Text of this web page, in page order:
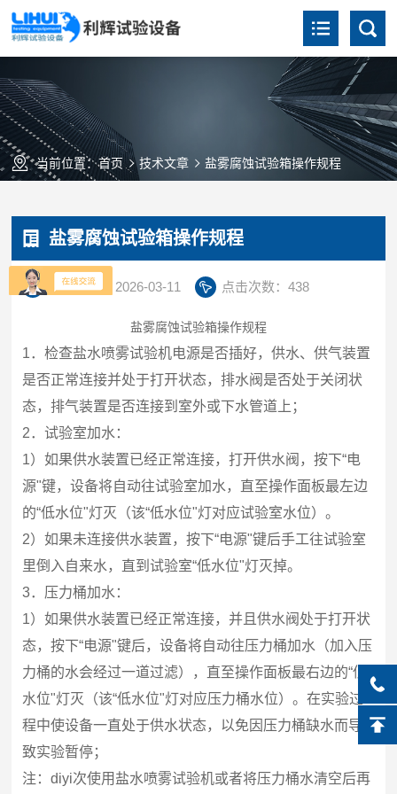
当前位置：首页 技术文章 盐雾腐蚀试验箱操作规程
盐雾腐蚀试验箱操作规程
更新时间：2026-03-11 点击次数：438
盐雾腐蚀试验箱操作规程
1．检查盐水喷雾试验机电源是否插好，供水、供气装置
是否正常连接并处于打开状态，排水阀是否处于关闭状
态，排气装置是否连接到室外或下水管道上；
2．试验室加水：
1）如果供水装置已经正常连接，打开供水阀，按下“电
源"键，设备将自动往试验室加水，直至操作面板最左边
的“低水位"灯灭（该“低水位"灯对应试验室水位）。
2）如果未连接供水装置，按下“电源"键后手工往试验室
里倒入自来水，直到试验室“低水位"灯灭掉。
3． 压力桶加水：
1）如果供水装置已经正常连接，并且供水阀处于打开状
态，按下“电源"键后，设备将自动往压力桶加水（加入压
力桶的水会经过一道过滤），直至操作面板最右边的“低
水位"灯灭（该“低水位"灯对应压力桶水位）。在实验过
程中使设备一直处于供水状态，以免因压力桶缺水而导
致实验暂停；
注：diyi次使用盐水喷雾试验机或者将压力桶水清空后再